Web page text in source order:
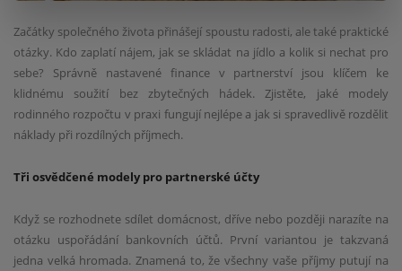
Začátky společného života přinášejí spoustu radosti, ale také praktické
otázky. Kdo zaplatí nájem, jak se skládat na jídlo a kolik si nechat pro
sebe? Správně nastavené finance v partnerství jsou klíčem ke
klidnému soužití bez zbytečných hádek. Zjistěte, jaké modely
rodinného rozpočtu v praxi fungují nejlépe a jak si spravedlivě rozdělit
náklady při rozdílných příjmech.
Tři osvědčené modely pro partnerské účty
Když se rozhodnete sdílet domácnost, dříve nebo později narazíte na
otázku uspořádání bankovních účtů. První variantou je takzvaná
jedna velká hromada. Znamená to, že všechny vaše příjmy putují na